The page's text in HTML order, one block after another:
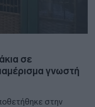
σε
γνωστή
στην